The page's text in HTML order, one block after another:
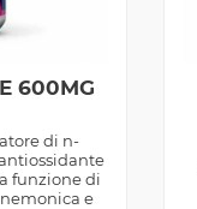
600MG
di n-
funzione di
e